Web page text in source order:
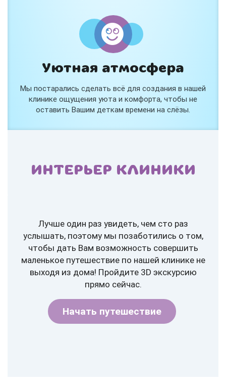
Уютная атмосфера
Мы постарались сделать всё для создания в нашей
клинике ощущения уюта и комфорта, чтобы не
оставить Вашим деткам времени на слёзы.
ИНТЕРЬЕР КЛИНИКИ
Лучше один раз увидеть, чем сто раз
услышать, поэтому мы позаботились о том,
чтобы дать Вам возможность совершить
маленькое путешествие по нашей клинике не
выходя из дома! Пройдите 3D экскурсию
прямо сейчас.
Начать путешествие